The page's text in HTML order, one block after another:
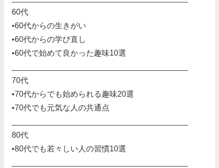
60代
•60代からの生きがい
•60代からの学び直し
•60代で始めて良かった趣味10選
70代
•70代からでも始められる趣味20選
•70代でも元気な人の共通点
80代
•80代でも若々しい人の習慣10選